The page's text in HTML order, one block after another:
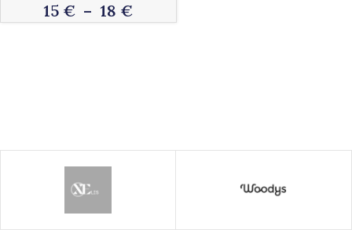
15 € – 18 €